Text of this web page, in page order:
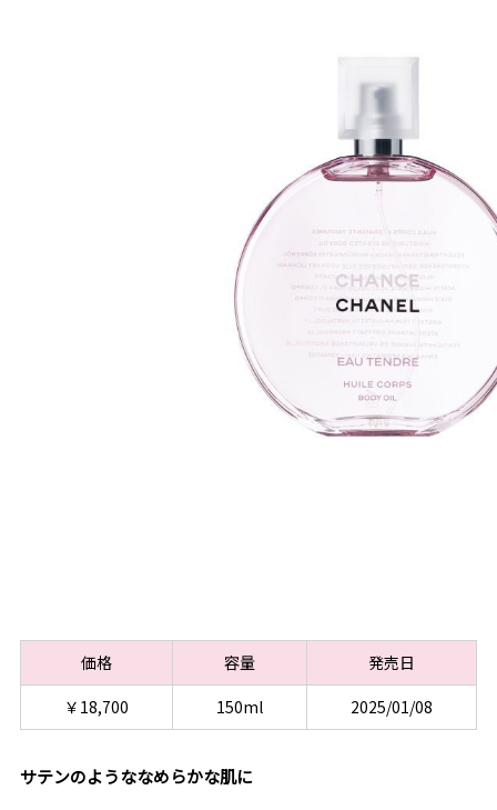
価格 容量
発売日
￥18,700
150ml 2025/01/08
サテンのようななめらかな肌に